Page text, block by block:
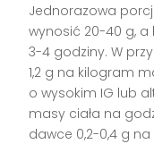
Jednorazowa
wynosić 20-40 g,
3-4 godziny. W
1,2 g na kilogram
o wysokim IG lub
masy ciała na
dawce 0,2-0,4 g